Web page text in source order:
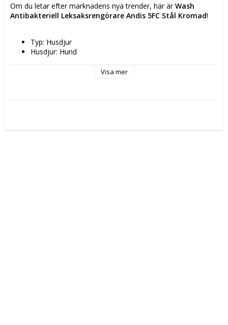
Om du letar efter marknadens nya trender, här är Wash
Antibakteriell Leksaksrengörare Andis 5FC Stål Kromad!
Typ: Husdjur
Husdjur: Hund
Visa mer